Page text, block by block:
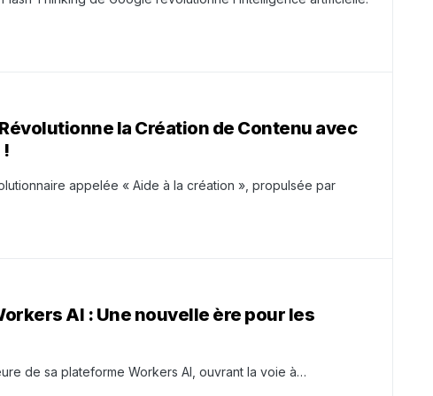
la Création de Contenu avec
appelée « Aide à la création », propulsée par
AI : Une nouvelle ère pour les
de sa plateforme Workers AI, ouvrant la voie à…